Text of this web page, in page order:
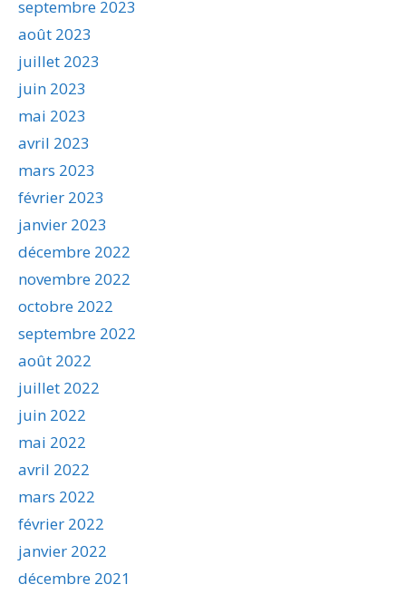
septembre 2023
août 2023
juillet 2023
juin 2023
mai 2023
avril 2023
mars 2023
février 2023
janvier 2023
décembre 2022
novembre 2022
octobre 2022
septembre 2022
août 2022
juillet 2022
juin 2022
mai 2022
avril 2022
mars 2022
février 2022
janvier 2022
décembre 2021